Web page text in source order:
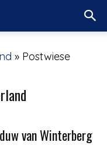
» Postwiese
van Winterberg